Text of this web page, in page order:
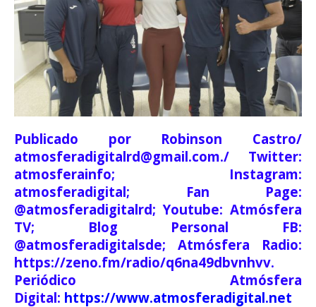
Publicado por Robinson Castro/
atmosferadigitalrd@gmail.com./ Twitter:
atmosferainfo; Instagram:
atmosferadigital; Fan Page:
@atmosferadigitalrd; Youtube: Atmósfera
TV; Blog Personal FB:
@atmosferadigitalsde; Atmósfera Radio:
https://zeno.fm/radio/q6na49dbvnhvv.
Periódico Atmósfera
Digital: https://www.atmosferadigital.net